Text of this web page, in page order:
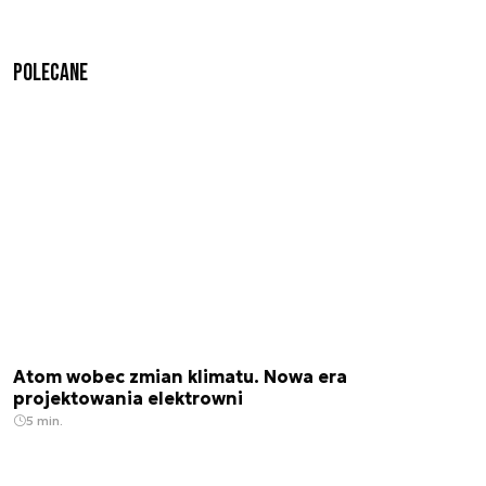
Polecane
Atom wobec zmian klimatu. Nowa era
projektowania elektrowni
5 min.